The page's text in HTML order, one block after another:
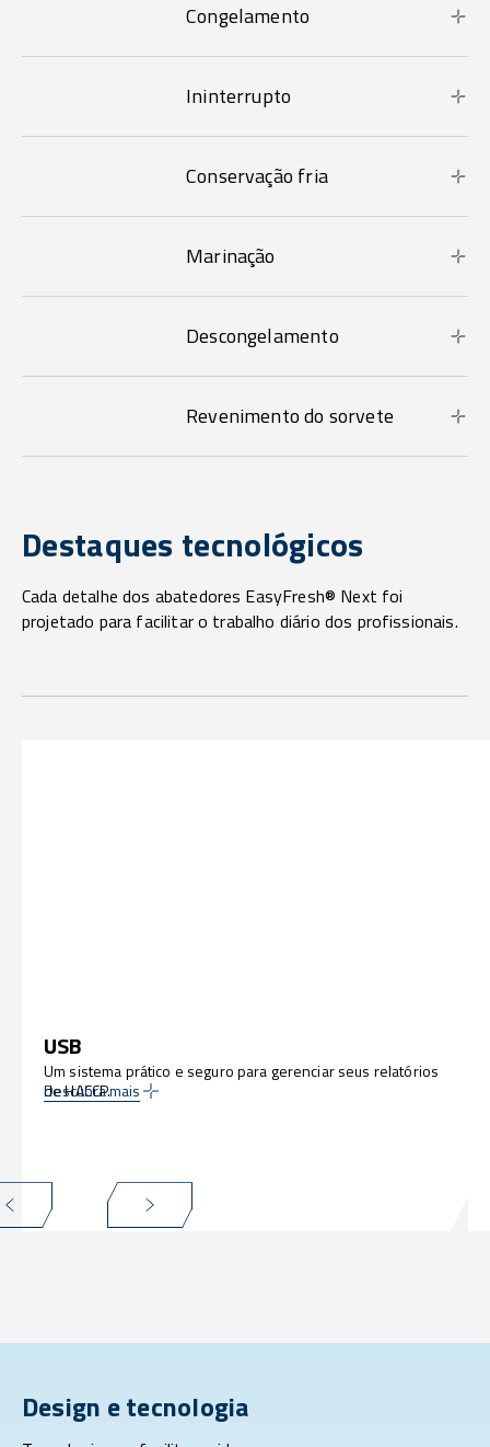
Congelamento
Ininterrupto
Conservação fria
Marinação
Descongelamento
Revenimento do sorvete
Destaques tecnológicos
Cada detalhe dos abatedores EasyFresh® Next foi
projetado para facilitar o trabalho diário dos profissionais.
USB
Um sistema prático e seguro para gerenciar seus relatórios
de HACCP.
Descubra mais
Design e tecnologia